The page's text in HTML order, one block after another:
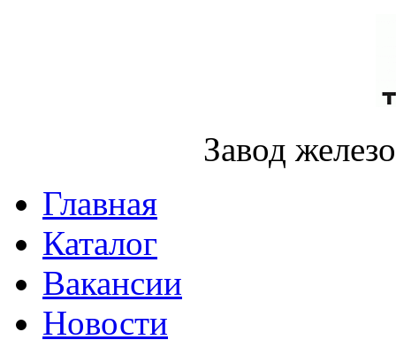
Завод
Главная
Каталог
Вакансии
Новости